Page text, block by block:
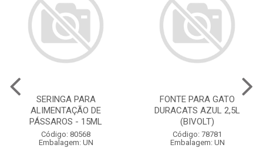
SERINGA PARA
ALIMENTAÇÃO DE
PÁSSAROS - 15ML
Código: 80568
Embalagem: UN
FONTE PARA GATO
DURACATS AZUL 2,5L
(BIVOLT)
Código: 78781
Embalagem: UN